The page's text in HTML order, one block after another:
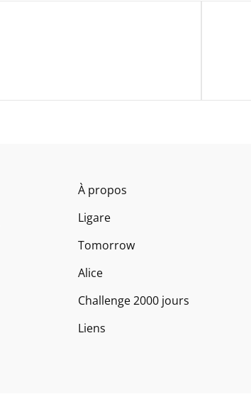
À propos
Ligare
Tomorrow
Alice
Challenge 2000 jours
Liens